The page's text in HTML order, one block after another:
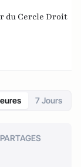
du Cercle Droit
7 Jours